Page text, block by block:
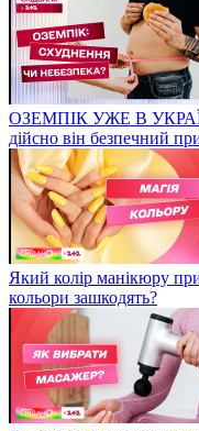
ОЗЕМПІК УЖЕ В
дійсно він безпечний
Який колір манікюру
кольори зашкодять?